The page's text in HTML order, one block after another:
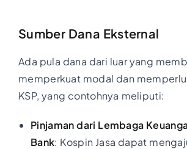
Sumber Dana Eksternal
Ada pula dana dari luar yang
memperkuat modal dan
KSP, yang contohnya meliputi:
Pinjaman dari Lembaga
Bank: Kospin Jasa dapat